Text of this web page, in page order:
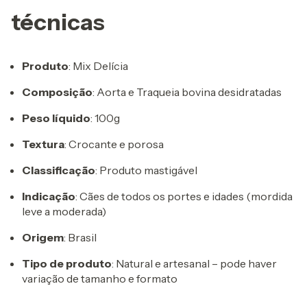
técnicas
Produto: Mix Delícia
Composição: Aorta e Traqueia bovina desidratadas
Peso líquido: 100g
Textura: Crocante e porosa
Classificação: Produto mastigável
Indicação: Cães de todos os portes e idades (mordida
leve a moderada)
Origem: Brasil
Tipo de produto: Natural e artesanal – pode haver
variação de tamanho e formato